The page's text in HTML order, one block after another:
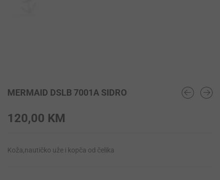
MERMAID DSLB 7001A SIDRO
120,00 KM
Koža,nautičko uže i kopča od čelika